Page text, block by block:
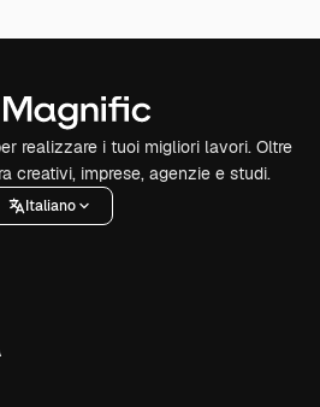
realizzare i tuoi migliori lavori. Oltre
creativi, imprese, agenzie e studi.
Italiano